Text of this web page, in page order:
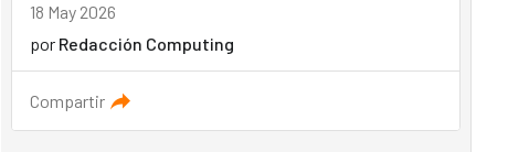
18 May 2026
por Redacción Computing
Compartir